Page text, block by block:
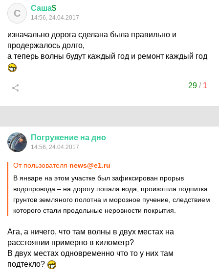
С Саша$
14:56, 24.04.2017
изначально дорога сделана была правильно и
продержалось долго,
а теперь волны будут каждый год и ремонт каждый год
29 / 1
Погружение на дно
14:56, 24.04.2017
От пользователя news@e1.ru
В январе на этом участке был зафиксирован прорыв
водопровода – на дорогу попала вода, произошла подпитка
грунтов земляного полотна и морозное пучение, следствием
которого стали продольные неровности покрытия.
Ага, а ничего, что там волны в двух местах на
расстоянии примерно в километр?
В двух местах одновременно что то у них там
подтекло?